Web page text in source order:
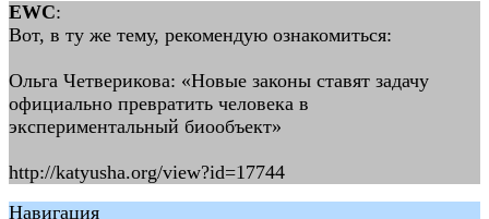
EWC:
Вот, в ту же тему, рекомендую ознакомиться:
Ольга Четверикова: «Новые законы ставят задачу
официально превратить человека в
экспериментальный биообъект»
http://katyusha.org/view?id=17744
Навигация